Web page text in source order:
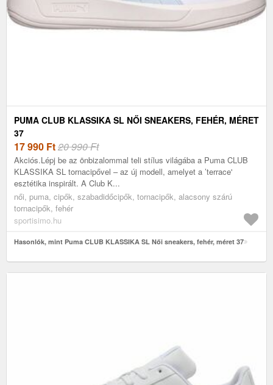
PUMA CLUB KLASSIKA SL NŐI SNEAKERS, FEHÉR, MÉRET
37
17 990 Ft20 990 Ft
Akciós.Lépj be az önbizalommal teli stílus világába a Puma CLUB
KLASSIKA SL tornacipővel – az új modell, amelyet a ’terrace'
esztétika inspirált. A Club K...
női, puma, cipők, szabadidőcipők, tornacipők, alacsony szárú
tornacipők, fehér
sportisimo.hu
Hasonlók, mint Puma CLUB KLASSIKA SL Női sneakers, fehér, méret 37